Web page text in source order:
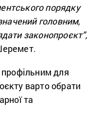
порядку
головним,
законопроєкт”,
для
варто обрати
та